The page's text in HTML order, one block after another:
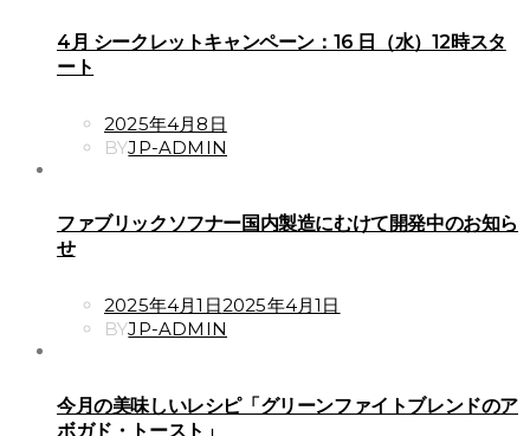
4月 シークレットキャンペーン：16 日（水）12時スタ
ート
POSTED
ON
2025年4月8日
BYJP-ADMIN
ファブリックソフナー国内製造にむけて開発中のお知ら
せ
POSTED
ON
2025年4月1日2025年4月1日
BYJP-ADMIN
今月の美味しいレシピ「グリーンファイトブレンドのア
ボガド・トースト」